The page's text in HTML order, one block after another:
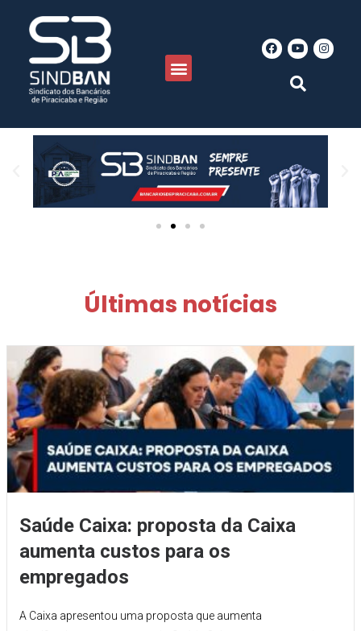
Últimas notícias
Saúde Caixa: proposta da Caixa
aumenta custos para os
empregados
A Caixa apresentou uma proposta que aumenta